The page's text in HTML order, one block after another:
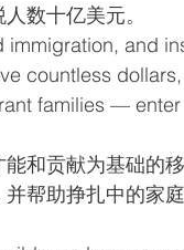
数十亿美元。
immigration, and
countless dollars,
families —
和贡献为基础的
并帮助挣扎中的家